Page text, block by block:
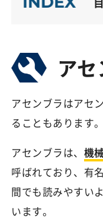
ア
アセンブラはアセ
ることもあります。
アセンブラは、 機
呼ばれており、有
間でも読みやすい
います。